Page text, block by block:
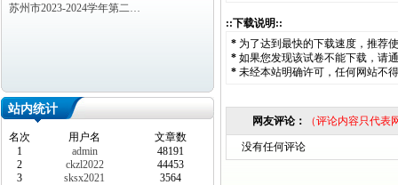
苏州市2023-2024学年第二…
站内统计
名次 用户名
文章数
1
admin
48191
2
ckzl2022
44453
3
sksx2021
3564
::下载说明::
* 为了达到最快的下载速度，推荐
* 如果您发现该试卷不能下载，请
* 未经本站明确许可，任何网站不
网友评论： （评论内容只代
没有任何评论